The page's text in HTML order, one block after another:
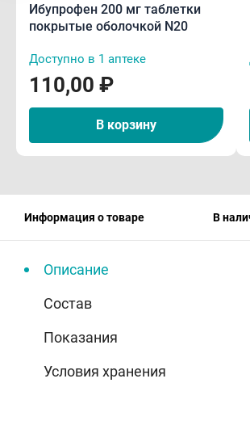
Ибупрофен 200 мг таблетки
покрытые оболочкой N20
Доступно в 1 аптеке
110,00 ₽
В корзину
Информация о товаре В
Описание
Состав
Показания
Условия хранения